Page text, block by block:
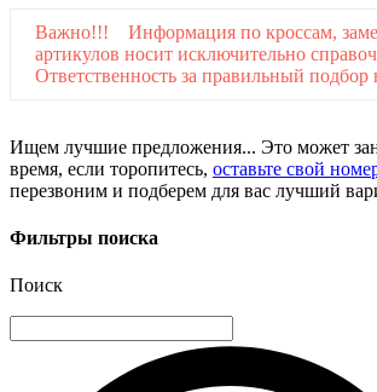
Важно!!! Информация по кроссам,
артикулов носит исключительно
Ответственность за правильный подбор
Ищем лучшие предложения... Это может
время, если торопитесь, оставьте свой
перезвоним и подберем для вас лучший
Фильтры поиска
Поиск